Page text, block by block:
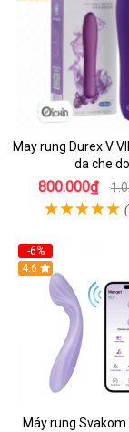
May rung Durex V
da che do
800.000₫
-6%
4.6
Máy rung